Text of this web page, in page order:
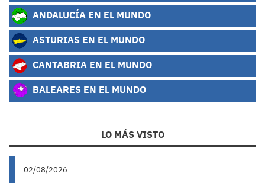
ANDALUCÍA EN EL MUNDO
ASTURIAS EN EL MUNDO
CANTABRIA EN EL MUNDO
BALEARES EN EL MUNDO
LO MÁS VISTO
02/08/2026